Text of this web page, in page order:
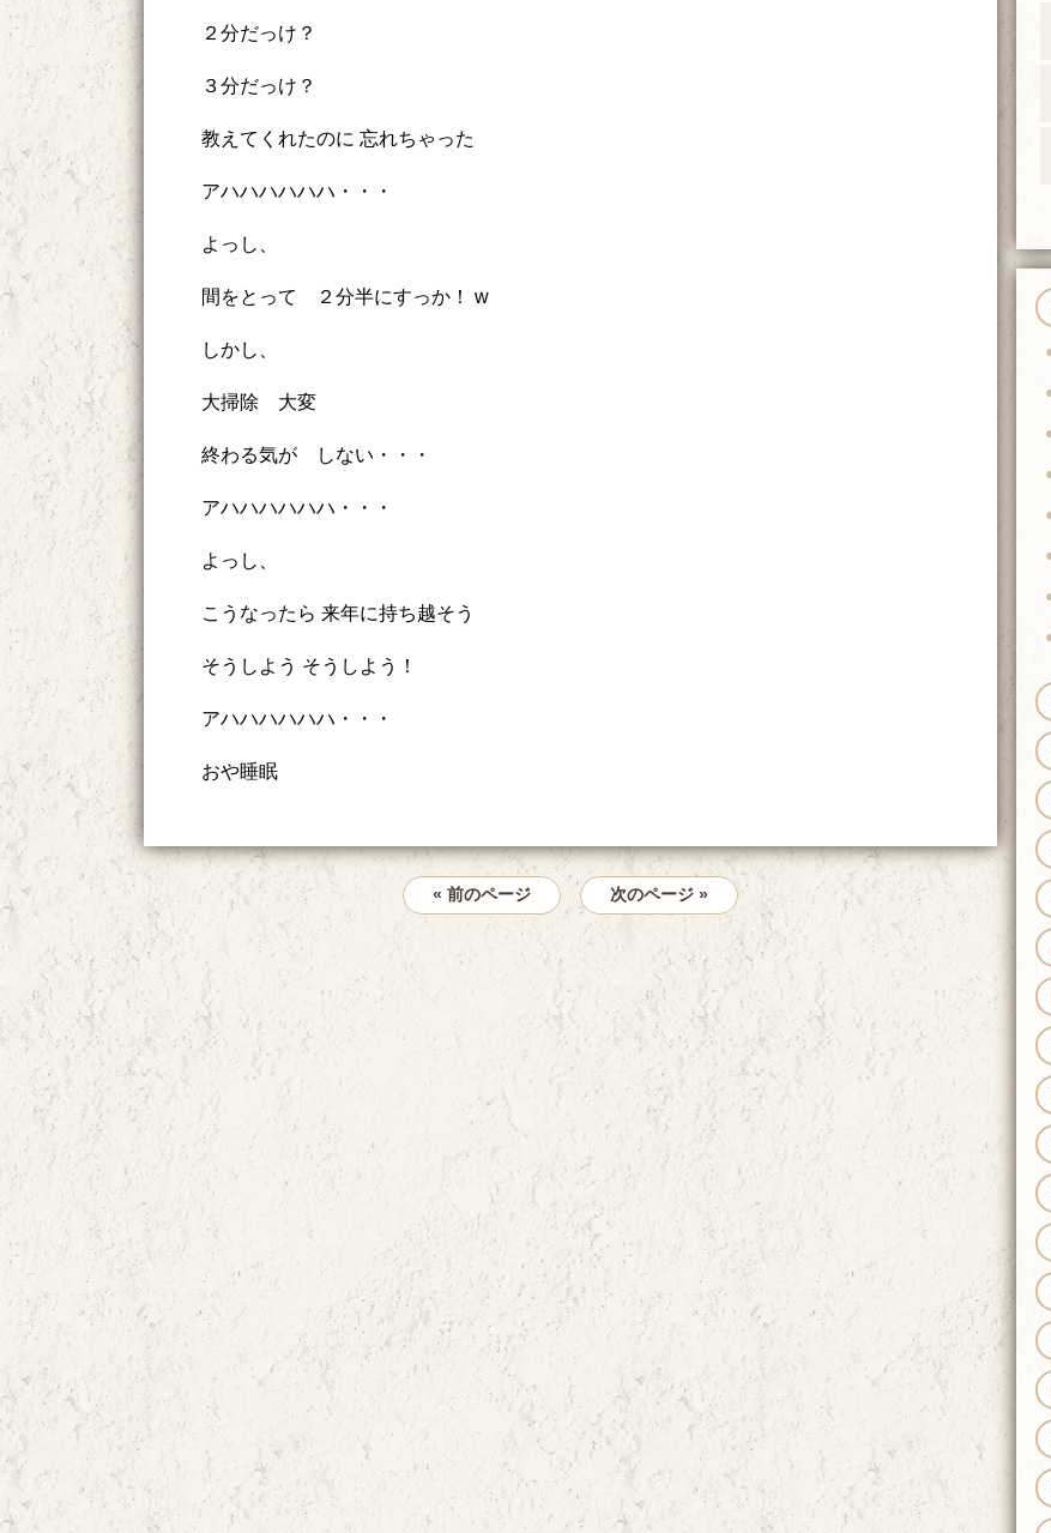
２分だっけ？
３分だっけ？
教えてくれたのに 忘れちゃった
アハハハハハハ・・・
よっし、
間をとって ２分半にすっか！ w
しかし、
大掃除 大変
終わる気が しない・・・
アハハハハハハ・・・
よっし、
こうなったら 来年に持ち越そう
そうしよう そうしよう！
アハハハハハハ・・・
おや睡眠
« 前のページ 次のページ »